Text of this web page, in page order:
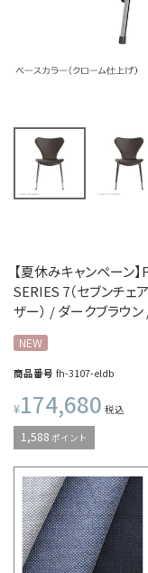
【夏休みキャンペーン
SERIES 7（セブンチ
ザー） / ダークブラウン
NEW
商品番号 fh-3107-eldb
¥174,680 税込
1,588 ポイント